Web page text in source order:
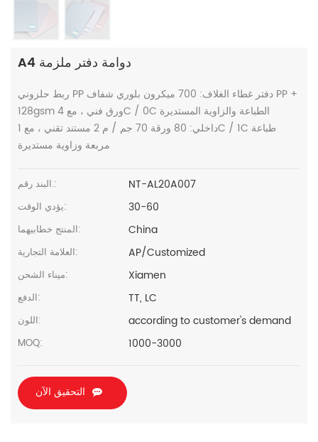
A4 دوامة دفتر ملزمة
ربط حلزوني PP دفتر غطاء الغلاف: 700 ميكرون بلوري شفاف PP +
128gsm ورق فني ، مع 4C / 0C الطباعة والزاوية المستديرة
داخلي: 80 ورقة 70 جم / م 2 مستند تقني ، مع 1C / 1C طباعة
مربعة وزاوية مستديرة
البند رقم.: NT-AL20A007
يؤدي الوقت: 30-60
المنتج خطابيهما: China
العلامة التجارية: AP/Customized
ميناء الشحن: Xiamen
الدفع: TT, LC
اللون: according to customer's demand
MOQ: 1000-3000
التحقيق الآن